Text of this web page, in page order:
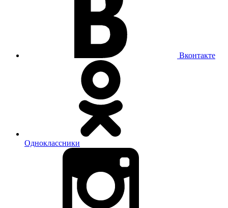
Вконтакте
Одноклассники